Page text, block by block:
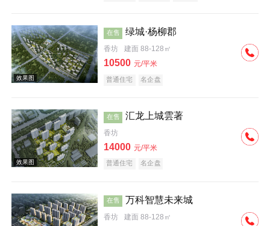
效果图
效果图
在售 绿城·杨柳郡
香坊 建面 88-128㎡
10500 元/平米
普通住宅 名企盘
在售 汇龙上城雲著
香坊
14000 元/平米
普通住宅 名企盘
在售 万科智慧未来城
香坊 建面 88-128㎡